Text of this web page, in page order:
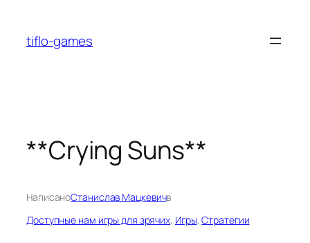
содержимому
tiflo-games
**Crying Suns**
НаписаноСтанислав Мацкевичв
Доступные нам игры для зрячих, Игры, Стратегии